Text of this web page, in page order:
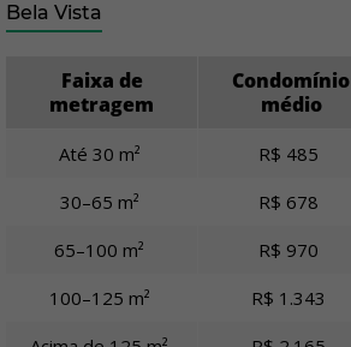
Bela Vista
Faixa de
metragem
Condomínio
médio
Até 30 m² R$ 485
30–65 m²
R$ 678
65–100 m²
R$ 970
100–125 m²
R$ 1.343